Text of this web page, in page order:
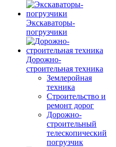
Экскаваторы-
погрузчики
Дорожно-
строительная техника
Землеройная
техника
Строительство и
ремонт дорог
Дорожно-
строительный
телескопический
погрузчик